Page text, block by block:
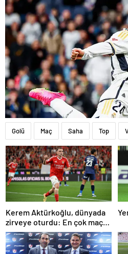
Golü Maç Saha Top
Kerem Aktürkoğlu, dünyada
zirveye oturdu: En çok maça
çıkan oyuncu!